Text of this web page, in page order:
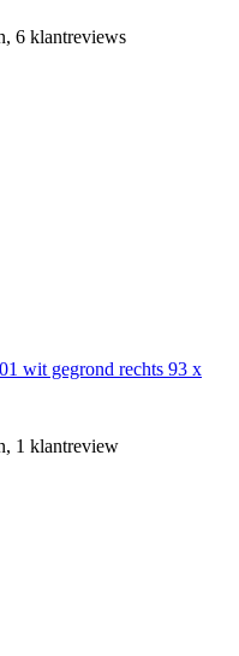
6 klantreviews
wit gegrond rechts 93 x
1 klantreview